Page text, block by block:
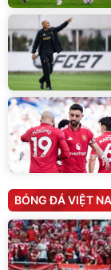
BÓNG ĐÁ VIỆT